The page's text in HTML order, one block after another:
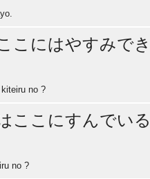
こにはやすみでき
no ?
ここにすんでいる
no ?